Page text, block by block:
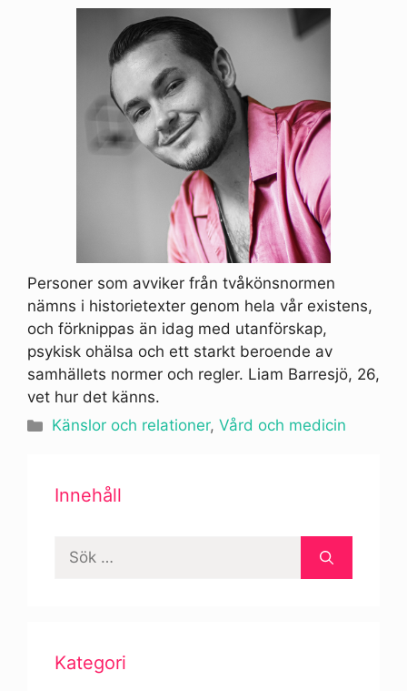
Personer som avviker från tvåkönsnormen
nämns i historietexter genom hela vår existens,
och förknippas än idag med utanförskap,
psykisk ohälsa och ett starkt beroende av
samhällets normer och regler. Liam Barresjö, 26,
vet hur det känns.
Kategorier
Känslor och relationer,Vård och medicin
Innehåll
Sök
Kategori